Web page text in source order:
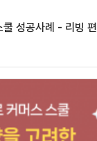
쿨 성공사례 - 리빙 편